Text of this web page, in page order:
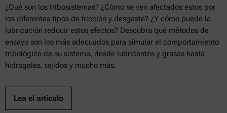
¿Qué son los tribosistemas? ¿Cómo se ven afectados estos por
los diferentes tipos de fricción y desgaste? ¿Y cómo puede la
lubricación reducir estos efectos? Descubra qué métodos de
ensayo son los más adecuados para simular el comportamiento
tribológico de su sistema, desde lubricantes y grasas hasta
hidrogeles, tejidos y mucho más.
Lea el artículo